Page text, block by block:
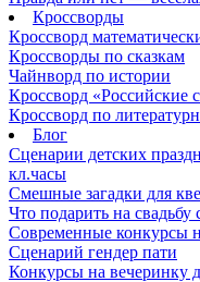
Кроссворды
Кроссворд
Кроссворды по сказкам
Чайнворд по истории
Кроссворд «Российские
Кроссворд по
Блог
Сценарии детских
кл.часы
Смешные загадки для
Что подарить на
Современные конкурсы
Сценарий гендер пати
Конкурсы на вечеринку